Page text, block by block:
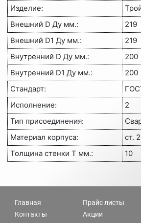
Изделие:
Внешний D Ду мм.:
219
Внешний D1 Ду мм.:
219
Внутренний D Ду мм.:
200
Внутренний D1 Ду мм.:
200
Стандарт:
Исполнение:
2
Тип присоединения:
Материал корпуса:
ст.
Толщина стенки Т мм.: 10
Главная
Контакты
Прайс листы
Акции